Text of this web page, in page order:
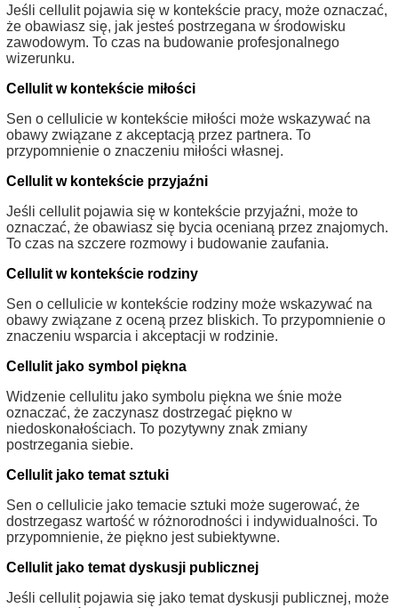
Jeśli cellulit pojawia się w kontekście pracy, może oznaczać,
że obawiasz się, jak jesteś postrzegana w środowisku
zawodowym. To czas na budowanie profesjonalnego
wizerunku.
Cellulit w kontekście miłości
Sen o cellulicie w kontekście miłości może wskazywać na
obawy związane z akceptacją przez partnera. To
przypomnienie o znaczeniu miłości własnej.
Cellulit w kontekście przyjaźni
Jeśli cellulit pojawia się w kontekście przyjaźni, może to
oznaczać, że obawiasz się bycia ocenianą przez znajomych.
To czas na szczere rozmowy i budowanie zaufania.
Cellulit w kontekście rodziny
Sen o cellulicie w kontekście rodziny może wskazywać na
obawy związane z oceną przez bliskich. To przypomnienie o
znaczeniu wsparcia i akceptacji w rodzinie.
Cellulit jako symbol piękna
Widzenie cellulitu jako symbolu piękna we śnie może
oznaczać, że zaczynasz dostrzegać piękno w
niedoskonałościach. To pozytywny znak zmiany
postrzegania siebie.
Cellulit jako temat sztuki
Sen o cellulicie jako temacie sztuki może sugerować, że
dostrzegasz wartość w różnorodności i indywidualności. To
przypomnienie, że piękno jest subiektywne.
Cellulit jako temat dyskusji publicznej
Jeśli cellulit pojawia się jako temat dyskusji publicznej, może